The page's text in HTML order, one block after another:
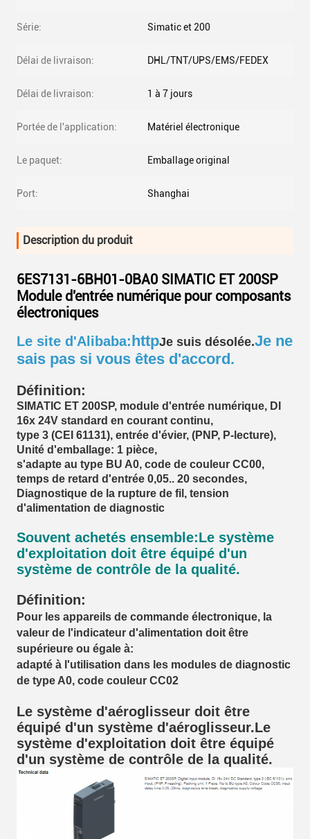
Série: Simatic et 200
Délai de livraison: DHL/TNT/UPS/EMS/FEDEX
Délai de livraison: 1 à 7 jours
Portée de l'application: Matériel électronique
Le paquet: Emballage original
Port: Shanghai
Description du produit
6ES7131-6BH01-0BA0 SIMATIC ET 200SP
Module d'entrée numérique pour composants
électroniques
Le site d'Alibaba:httpJe suis désolée.Je ne
sais pas si vous êtes d'accord.
Définition:
SIMATIC ET 200SP, module d'entrée numérique, DI
16x 24V standard en courant continu,
type 3 (CEI 61131), entrée d'évier, (PNP, P-lecture),
Unité d'emballage: 1 pièce,
s'adapte au type BU A0, code de couleur CC00,
temps de retard d'entrée 0,05.. 20 secondes,
Diagnostique de la rupture de fil, tension
d'alimentation de diagnostic
Souvent achetés ensemble:Le système
d'exploitation doit être équipé d'un
système de contrôle de la qualité.
Définition:
Pour les appareils de commande électronique, la
valeur de l'indicateur d'alimentation doit être
supérieure ou égale à:
adapté à l'utilisation dans les modules de diagnostic
de type A0, code couleur CC02
Le système d'aéroglisseur doit être
équipé d'un système d'aéroglisseur.Le
système d'exploitation doit être équipé
d'un système de contrôle de la qualité.